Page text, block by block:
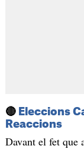
🔴 Eleccions
Reaccions
Davant el fet que